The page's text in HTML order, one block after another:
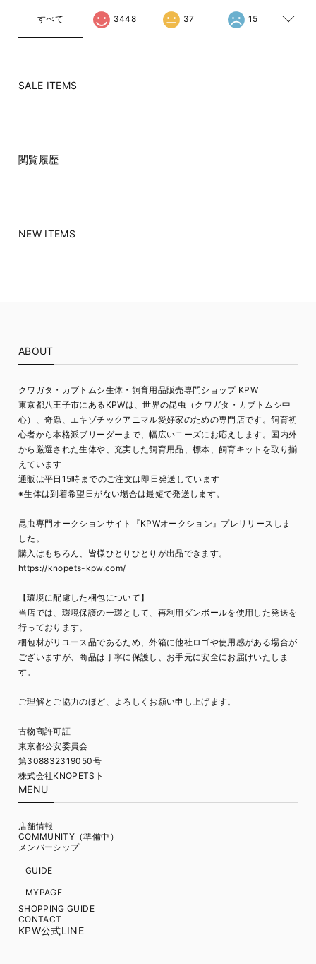
すべて 3448 37 15
SALE ITEMS
閲覧履歴
NEW ITEMS
ABOUT
クワガタ・カブトムシ生体・飼育用品販売専門ショップ KPW
東京都八王子市にあるKPWは、世界の昆虫（クワガタ・カブトムシ中
心）、奇蟲、エキゾチックアニマル愛好家のための専門店です。飼育初
心者から本格派ブリーダーまで、幅広いニーズにお応えします。国内外
から厳選された生体や、充実した飼育用品、標本、飼育キットを取り揃
えています
通販は平日15時までのご注文は即日発送しています
※生体は到着希望日がない場合は最短で発送します。
昆虫専門オークションサイト『KPWオークション』プレリリースしま
した。
購入はもちろん、皆様ひとりひとりが出品できます。
https://knopets-kpw.com/
【環境に配慮した梱包について】
当店では、環境保護の一環として、再利用ダンボールを使用した発送を
行っております。
梱包材がリユース品であるため、外箱に他社ロゴや使用感がある場合が
ございますが、商品は丁寧に保護し、お手元に安全にお届けいたしま
す。
ご理解とご協力のほど、よろしくお願い申し上げます。
古物商許可証
東京都公安委員会
第308832319050号
株式会社KNOPETSト
MENU
店舗情報
COMMUNITY（準備中）
メンバーシップ
GUIDE
MYPAGE
SHOPPING GUIDE
CONTACT
KPW公式LINE